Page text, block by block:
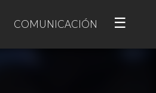
COMUNICACIÓN ☰